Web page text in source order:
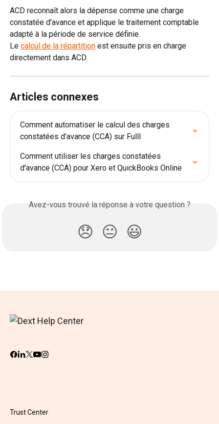
ACD reconnaît alors la dépense comme une charge
constatée d'avance et applique le traitement comptable
adapté à la période de service définie.
Le calcul de la répartition est ensuite pris en charge
directement dans ACD.
Articles connexes
Comment automatiser le calcul des charges
constatées d’avance (CCA) sur Fulll
Comment utiliser les charges constatées
d'avance (CCA) pour Xero et QuickBooks Online
Avez-vous trouvé la réponse à votre question ?
😞 😐 😃
Trust Center